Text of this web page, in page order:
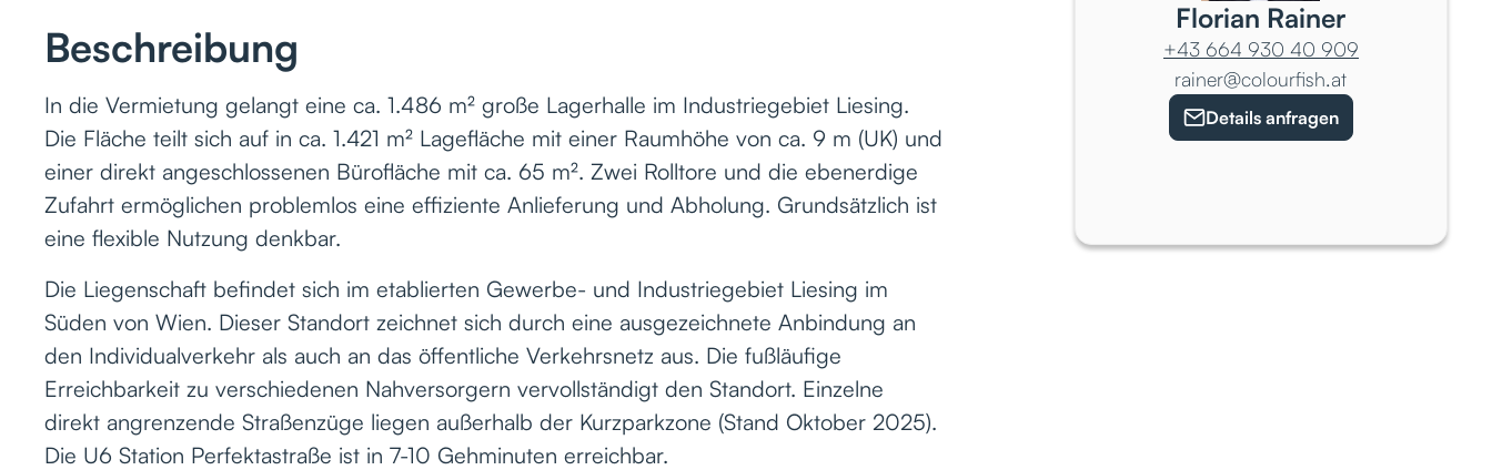
Beschreibung
In die Vermietung gelangt eine ca. 1.486 m² große Lagerhalle im Industriegebiet Liesing.
Die Fläche teilt sich auf in ca. 1.421 m² Lagefläche mit einer Raumhöhe von ca. 9 m (UK) und
einer direkt angeschlossenen Bürofläche mit ca. 65 m². Zwei Rolltore und die ebenerdige
Zufahrt ermöglichen problemlos eine effiziente Anlieferung und Abholung. Grundsätzlich ist
eine flexible Nutzung denkbar.
Die Liegenschaft befindet sich im etablierten Gewerbe- und Industriegebiet Liesing im
Süden von Wien. Dieser Standort zeichnet sich durch eine ausgezeichnete Anbindung an
den Individualverkehr als auch an das öffentliche Verkehrsnetz aus. Die fußläufige
Erreichbarkeit zu verschiedenen Nahversorgern vervollständigt den Standort. Einzelne
direkt angrenzende Straßenzüge liegen außerhalb der Kurzparkzone (Stand Oktober 2025).
Die U6 Station Perfektastraße ist in 7-10 Gehminuten erreichbar.
Florian Rainer
+43 664 930 40 909
rainer@colourfish.at
Details anfragen